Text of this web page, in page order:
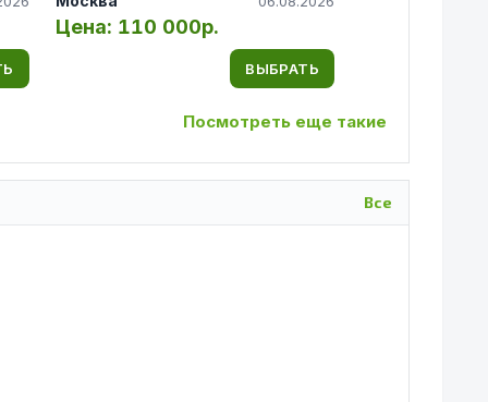
Цена: 110 000р.
ВЫБРАТЬ
Посмотреть еще такие
Все